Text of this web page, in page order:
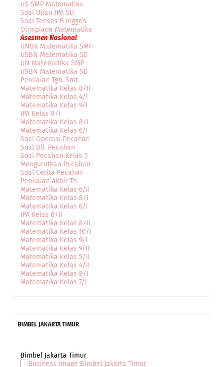
US SMP Matematika
Soal Ujian IPA SD
Soal Tenses B.Inggris
Olimpiade Matematika
Asesmen Nasional
UNBK Matematika SMP
USBN Matematika SD
UN Matematika SMP
USBN Matematika SD
Penilaian Tgh. Smt.
Matematika Kelas 8/II
Matematika Kelas 4/I
Matematika Kelas 9/I
IPA Kelas 8/I
Matematika Kelas 8/I
Matematika Kelas 6/I
Soal Operasi Pecahan
Soal Bil. Pecahan
Soal Pecahan Kelas 5
Mengurutkan Pecahan
Soal Cerita Pecahan
Penilaian akhir Th.
Matematika Kelas 6/II
Matematika Kelas 8/I
Matematika Kelas 6/I
IPA Kelas 8/II
Matematika Kelas 8/II
Matematika Kelas 10/I
Matematika Kelas 9/I
Matematika Kelas 9/II
Matematika Kelas 5/II
Matematika Kelas 4/II
Matematika Kelas 8/I
Matematika Kelas 7/I
BIMBEL JAKARTA TIMUR
Bimbel Jakarta Timur